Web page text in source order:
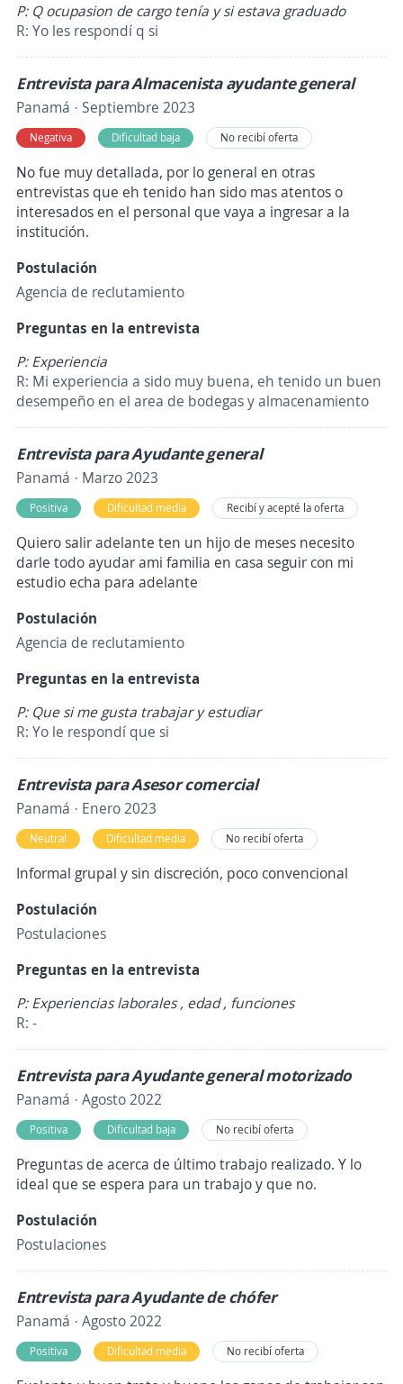
P: Q ocupasion de cargo tenía y si estava graduado
R: Yo les respondí q si
Entrevista para Almacenista ayudante general
Panamá · Septiembre 2023
Negativa Dificultad baja No recibí oferta
No fue muy detallada, por lo general en otras
entrevistas que eh tenido han sido mas atentos o
interesados en el personal que vaya a ingresar a la
institución.
Postulación
Agencia de reclutamiento
Preguntas en la entrevista
P: Experiencia
R: Mi experiencia a sido muy buena, eh tenido un buen
desempeño en el area de bodegas y almacenamiento
Entrevista para Ayudante general
Panamá · Marzo 2023
Positiva Dificultad media Recibí y acepté la oferta
Quiero salir adelante ten un hijo de meses necesito
darle todo ayudar ami familia en casa seguir con mi
estudio echa para adelante
Postulación
Agencia de reclutamiento
Preguntas en la entrevista
P: Que si me gusta trabajar y estudiar
R: Yo le respondí que si
Entrevista para Asesor comercial
Panamá · Enero 2023
Neutral Dificultad media No recibí oferta
Informal grupal y sin discreción, poco convencional
Postulación
Postulaciones
Preguntas en la entrevista
P: Experiencias laborales , edad , funciones
R: -
Entrevista para Ayudante general motorizado
Panamá · Agosto 2022
Positiva Dificultad baja No recibí oferta
Preguntas de acerca de último trabajo realizado. Y lo
ideal que se espera para un trabajo y que no.
Postulación
Postulaciones
Entrevista para Ayudante de chófer
Panamá · Agosto 2022
Positiva Dificultad media No recibí oferta